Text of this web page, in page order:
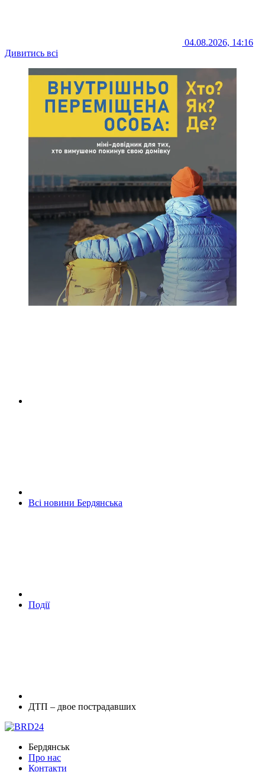
04.08.2026, 14:16
Дивитись всі
Всі новини Бердянська
Події
ДТП – двое пострадавших
Бердянськ
Про нас
Контакти